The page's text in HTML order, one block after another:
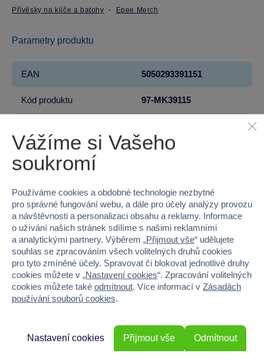
Přívěsky na klíče a batohy Epee Merch
Parametry produktu
EAN 5050293391151
Kód produktu 97-MK39115
Licence Warner Bros
Věk od 3
Pohlaví HOLKA, KLUK
Materiál KOV
Šířka 3.1
Hloubka
Vážíme si Vašeho
soukromí
Používáme cookies a obdobné technologie nezbytné
pro správné fungování webu, a dále pro účely analýzy provozu
a návštěvnosti a personalizaci obsahu a reklamy. Informace
o užívání našich stránek sdílíme s našimi reklamními
a analytickými partnery. Výběrem „Přijmout vše“ udělujete
souhlas se zpracováním všech volitelných druhů cookies
pro tyto zmíněné účely. Spravovat či blokovat jednotlivé druhy
cookies můžete v „Nastavení cookies“. Zpracování volitelných
cookies můžete také odmítnout. Více informací v Zásadách
používání souborů cookies.
Odmítnout
Nastavení cookies Přijmout vše